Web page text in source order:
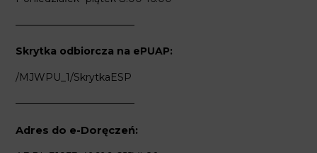
————————————
Skrytka odbiorcza na ePUAP:
/MJWPU_1/SkrytkaESP
————————————
Adres do e-Doręczeń: